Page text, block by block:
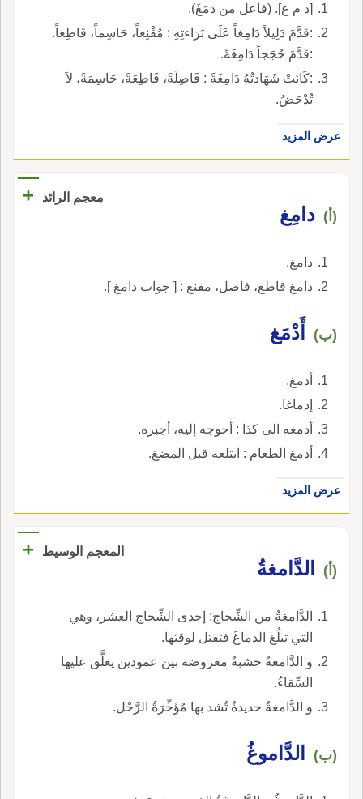
[د م غ]. (فاعل من دَمَغَ).
:قَدَّمَ دَلِيلاً دَامِغاً عَلَى بَرَاءتِهِ : مُقْنِعاً، حَاسِماً، قَاطِعاً.
:قَدَّمَ حُجَجاً دَامِغَةً.
:كَانَتْ شَهَادتُهُ دَامِغَةً : فَاصِلَةً، قَاطِعَةً، حَاسِمَةً، لاَ
تُدْحَضُ.
عرض المزيد
معجم الرائد +
(أ) دامِغ
دامغ.
دامغ قاطع، فاصل، مقنع : [ جواب دامغ ].
(ب) أَدْمَغ
أدمغ.
إدماغا.
أدمغه الى كذا : أحوجه إليه، أجبره.
أدمغ الطعام : ابتلعه قبل المضغ.
عرض المزيد
المعجم الوسيط +
(أ) الدَّامغةُ
الدَّامغةُ من الشِّجاج: إحدى الشِّجاج العشر، وهي
التي تبلُغ الدماغَ فتقتل لوقتها.
و الدَّامغةُ خشبةٌ معروضة بين عمودين يعلَّق عليها
السِّقاءُ.
و الدَّامغةُ حديدةٌ تُشد بها مُؤَخِّرَةُ الرَّحْل.
(ب) الدَّاموغُ